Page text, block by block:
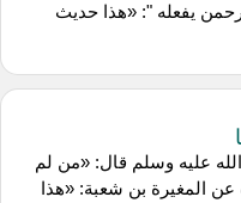
يفعله ": «هذا حديث
عليه وسلم قال: «من لم
المغيرة بن شعبة: «هذا